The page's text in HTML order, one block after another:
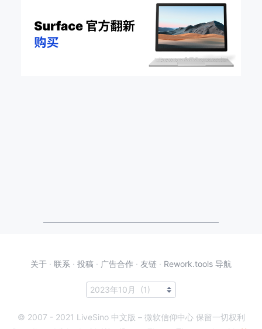
关于 · 联系 · 投稿 · 广告合作 · 友链 · Rework.tools 导航
© 2007 - 2021 LiveSino 中文版 – 微软信仰中心 保留一切权利